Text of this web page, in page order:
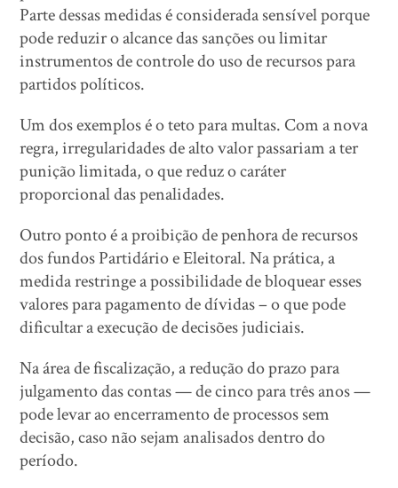
Parte dessas medidas é considerada sensível porque
pode reduzir o alcance das sanções ou limitar
instrumentos de controle do uso de recursos para
partidos políticos.
Um dos exemplos é o teto para multas. Com a nova
regra, irregularidades de alto valor passariam a ter
punição limitada, o que reduz o caráter
proporcional das penalidades.
Outro ponto é a proibição de penhora de recursos
dos fundos Partidário e Eleitoral. Na prática, a
medida restringe a possibilidade de bloquear esses
valores para pagamento de dívidas – o que pode
dificultar a execução de decisões judiciais.
Na área de fiscalização, a redução do prazo para
julgamento das contas — de cinco para três anos —
pode levar ao encerramento de processos sem
decisão, caso não sejam analisados dentro do
período.